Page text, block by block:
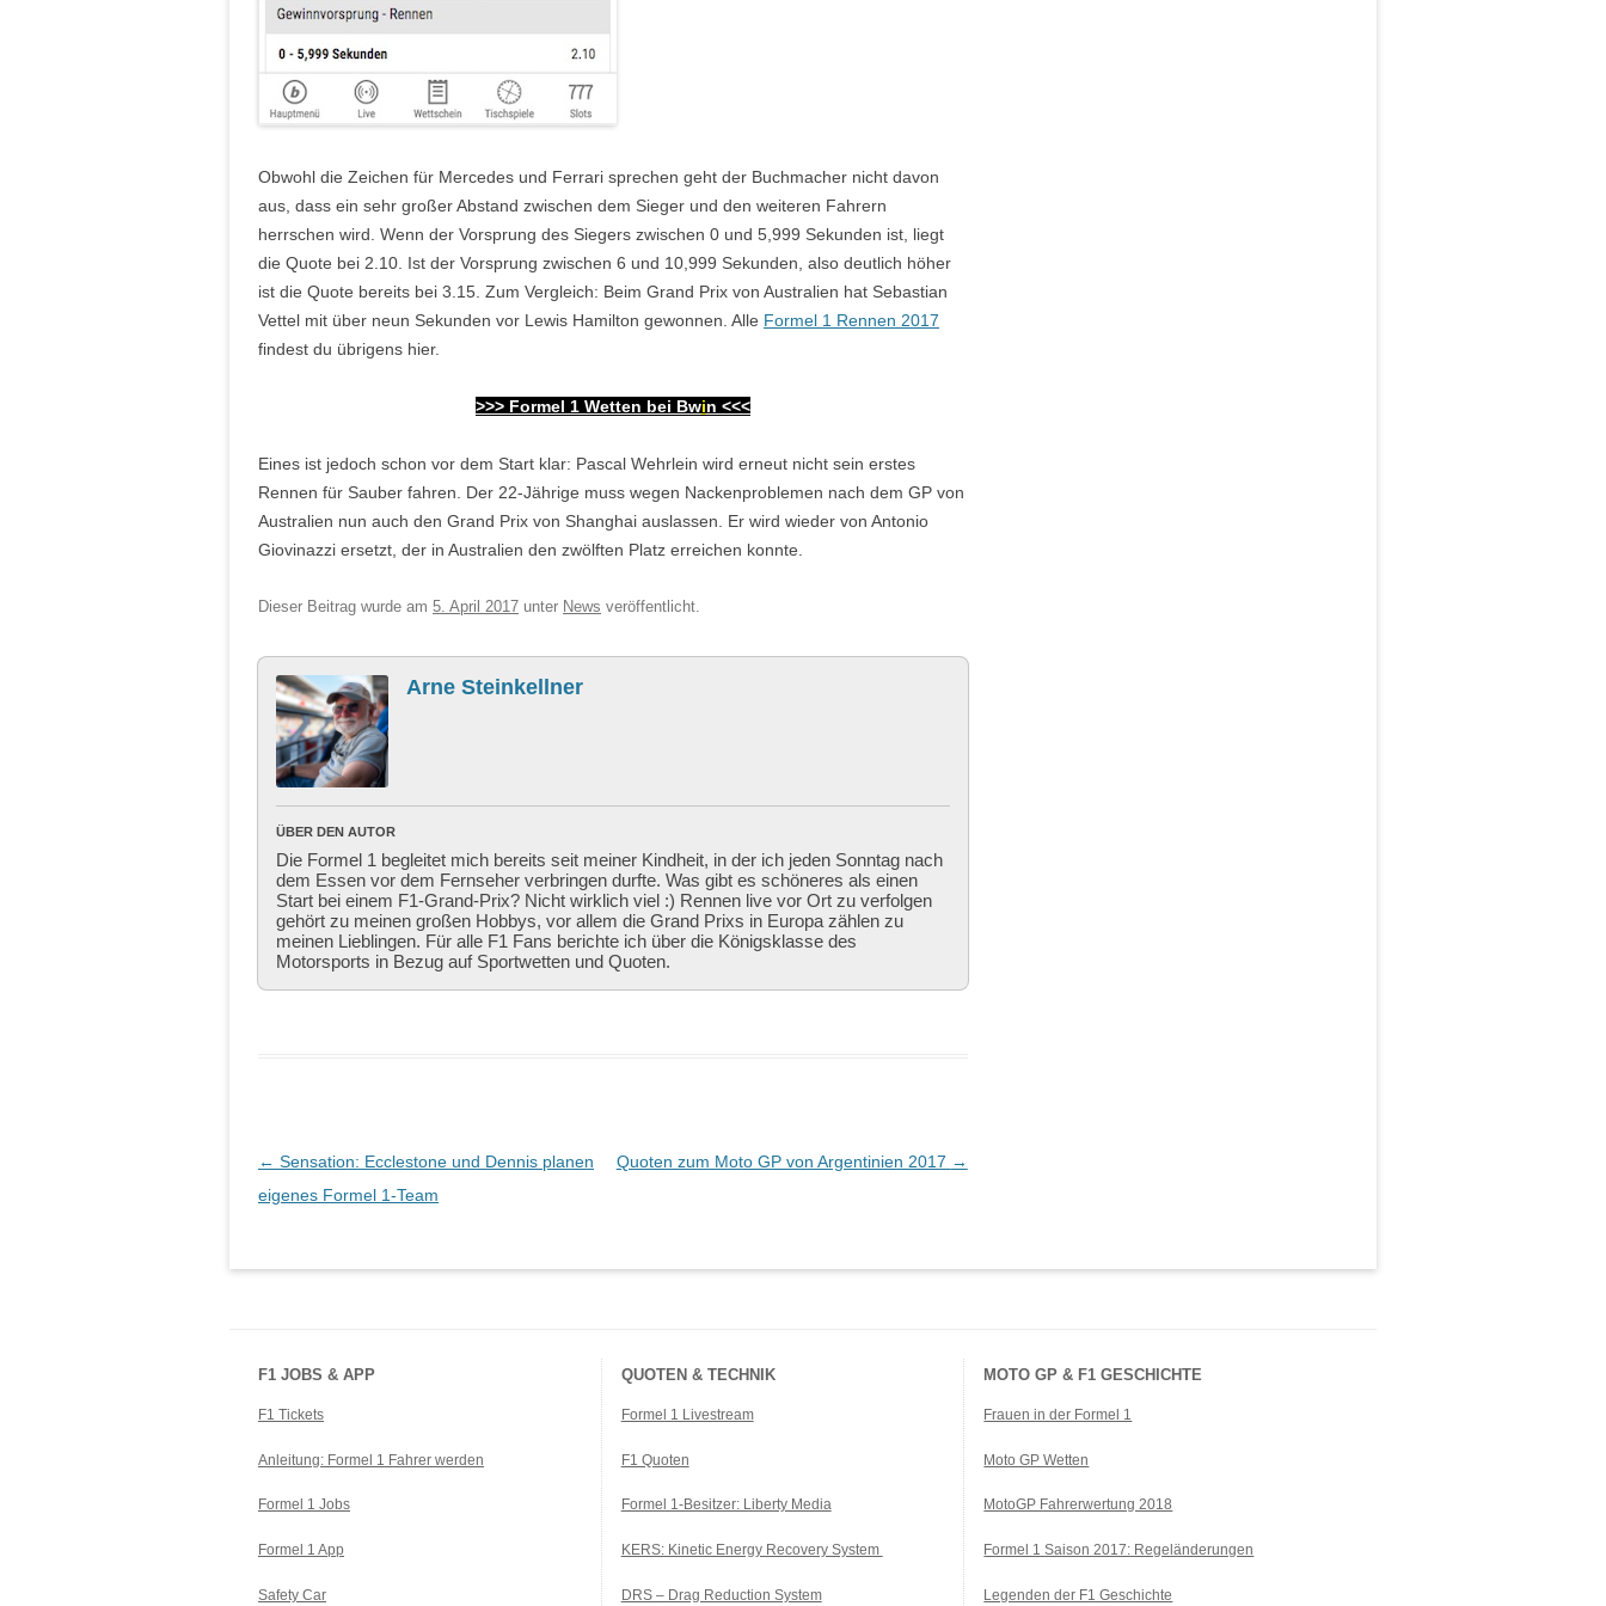
Obwohl die Zeichen für Mercedes und Ferrari sprechen geht der Buchmacher nicht davon
aus, dass ein sehr großer Abstand zwischen dem Sieger und den weiteren Fahrern
herrschen wird. Wenn der Vorsprung des Siegers zwischen 0 und 5,999 Sekunden ist, liegt
die Quote bei 2.10. Ist der Vorsprung zwischen 6 und 10,999 Sekunden, also deutlich höher
ist die Quote bereits bei 3.15. Zum Vergleich: Beim Grand Prix von Australien hat Sebastian
Vettel mit über neun Sekunden vor Lewis Hamilton gewonnen. Alle Formel 1 Rennen 2017
findest du übrigens hier.
>>> Formel 1 Wetten bei Bwin <<<
Eines ist jedoch schon vor dem Start klar: Pascal Wehrlein wird erneut nicht sein erstes
Rennen für Sauber fahren. Der 22-Jährige muss wegen Nackenproblemen nach dem GP von
Australien nun auch den Grand Prix von Shanghai auslassen. Er wird wieder von Antonio
Giovinazzi ersetzt, der in Australien den zwölften Platz erreichen konnte.
Dieser Beitrag wurde am 5. April 2017 unter News veröffentlicht.
Arne Steinkellner
ÜBER DEN AUTOR
Die Formel 1 begleitet mich bereits seit meiner Kindheit, in der ich jeden Sonntag nach
dem Essen vor dem Fernseher verbringen durfte. Was gibt es schöneres als einen
Start bei einem F1-Grand-Prix? Nicht wirklich viel :) Rennen live vor Ort zu verfolgen
gehört zu meinen großen Hobbys, vor allem die Grand Prixs in Europa zählen zu
meinen Lieblingen. Für alle F1 Fans berichte ich über die Königsklasse des
Motorsports in Bezug auf Sportwetten und Quoten.
Beitragsnavigation
← Sensation: Ecclestone und Dennis planen
eigenes Formel 1-Team
Quoten zum Moto GP von Argentinien 2017 →
F1 JOBS & APP
F1 Tickets
Anleitung: Formel 1 Fahrer werden
Formel 1 Jobs
Formel 1 App
Safety Car
QUOTEN & TECHNIK
Formel 1 Livestream
F1 Quoten
Formel 1-Besitzer: Liberty Media
KERS: Kinetic Energy Recovery System
DRS – Drag Reduction System
MOTO GP & F1 GESCHICHTE
Frauen in der Formel 1
Moto GP Wetten
MotoGP Fahrerwertung 2018
Formel 1 Saison 2017: Regeländerungen
Legenden der F1 Geschichte